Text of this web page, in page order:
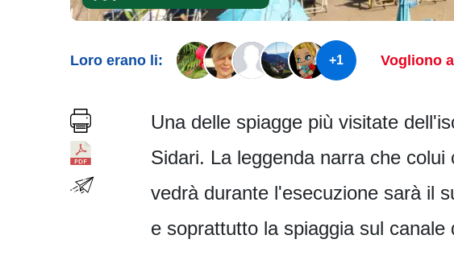
Loro erano li: +1 Vogliono
Una delle spiagge più visitate
Sidari. La leggenda narra che
vedrà durante l'esecuzione sarà il
e soprattutto la spiaggia sul canale